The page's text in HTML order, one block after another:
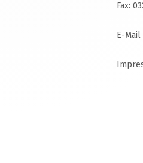
Fax:
E-